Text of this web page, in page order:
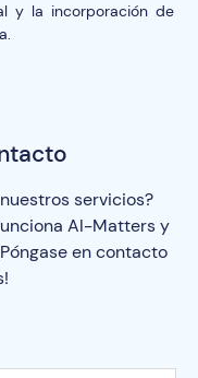
y la incorporación de
servicios?
AI-Matters y
en contacto